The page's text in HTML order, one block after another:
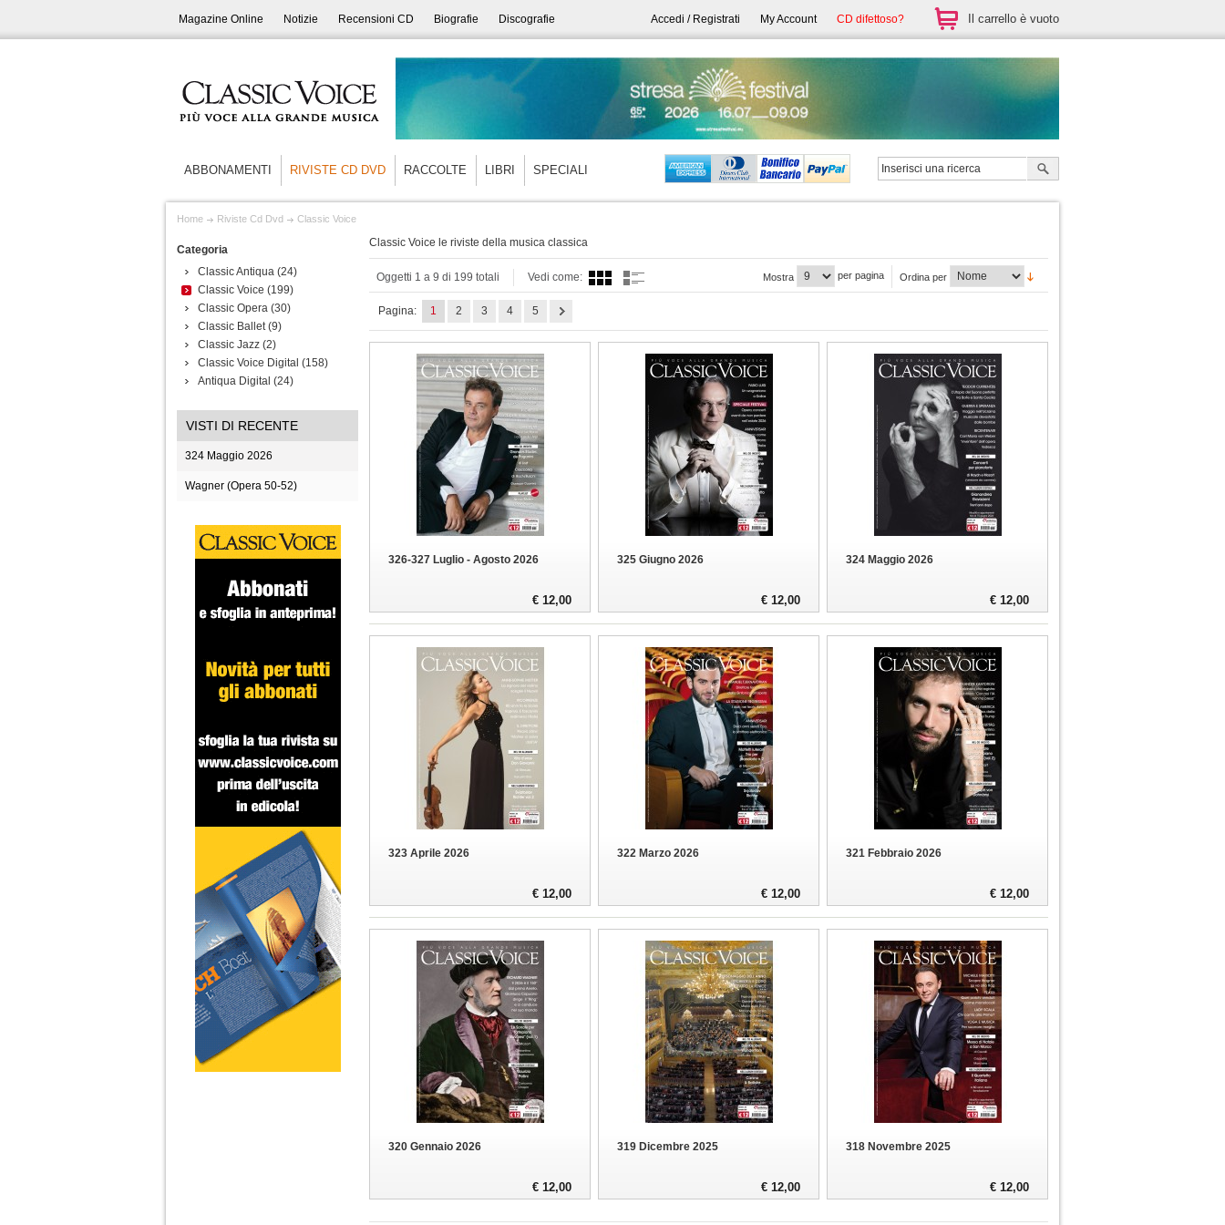
Magazine Online Notizie Recensioni CD Biografie Discografie Il carrello è vuoto
Accedi / Registrati My Account CD difettoso?
ABBONAMENTI RIVISTE CD DVD RACCOLTE LIBRI SPECIALI
Home Riviste Cd Dvd Classic Voice
Categoria
Classic Antiqua (24)
Classic Voice (199)
Classic Opera (30)
Classic Ballet(9)
Classic Jazz (2)
Classic Voice Digital (158)
Antiqua Digital (24)
VISTI DI RECENTE
324 Maggio 2026
Wagner (Opera 50-52)
Classic Voice le riviste della musica classica
Ordina per
Mostra per pagina
Oggetti 1 a 9 di 199 totali Vedi come:
Pagina: 1 2 3 4 5
326-327 Luglio - Agosto 2026
€ 12,00
325 Giugno 2026
€ 12,00
324 Maggio 2026
€ 12,00
323 Aprile 2026
€ 12,00
322 Marzo 2026
€ 12,00
321 Febbraio 2026
€ 12,00
320 Gennaio 2026
€ 12,00
319 Dicembre 2025
€ 12,00
318 Novembre 2025
€ 12,00